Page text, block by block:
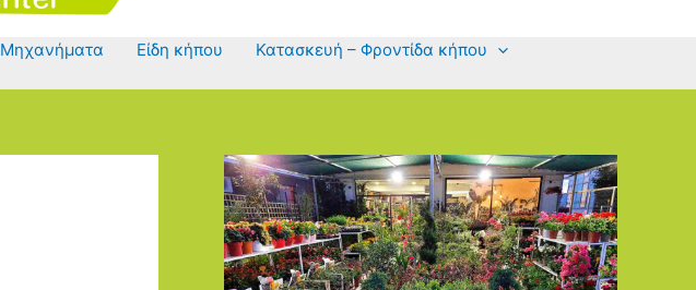
Μηχανήματα Είδη κήπου
Κατασκευή – Φροντίδα κήπου